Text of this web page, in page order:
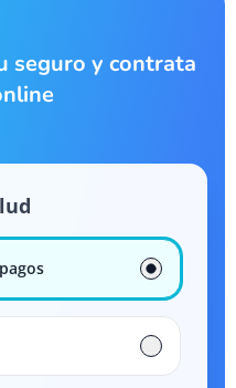
seguro y contrata